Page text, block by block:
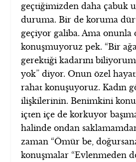
geçtiğimizden daha çabuk
duruma. Bir de koruma
geçiyor galiba. Ama onunla
konuşmuyoruz pek. “Bir
gerektiği kadarını
yok” diyor. Onun özel
rahat konuşuyoruz. Kadın
ilişkilerinin. Benimkini
içten içe de korkuyor
halinde ondan
zaman “Ömür be,
konuşmalar “Evlenmeden